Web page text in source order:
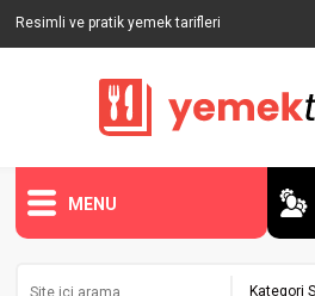
Resimli ve pratik yemek tarifleri
MENU